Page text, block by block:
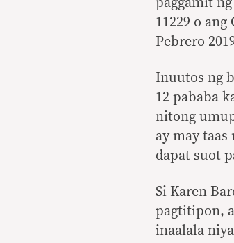
paggamit
11229 o
Pebrero
Inuutos ng
12 pababa
nitong
ay may taas
dapat suot
Si Karen
pagtitipon,
inaalala